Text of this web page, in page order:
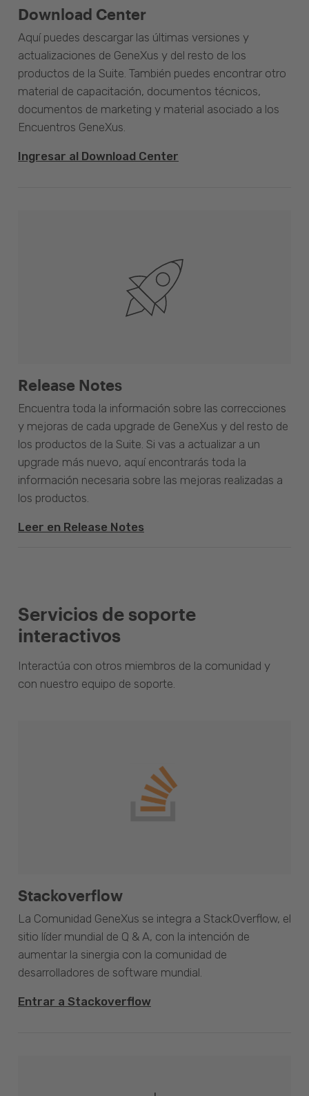
Download Center
Aquí puedes descargar las últimas versiones y
actualizaciones de GeneXus y del resto de los
productos de la Suite. También puedes encontrar otro
material de capacitación, documentos técnicos,
documentos de marketing y material asociado a los
Encuentros GeneXus.
Ingresar al Download Center
Release Notes
Encuentra toda la información sobre las correcciones
y mejoras de cada upgrade de GeneXus y del resto de
los productos de la Suite. Si vas a actualizar a un
upgrade más nuevo, aquí encontrarás toda la
información necesaria sobre las mejoras realizadas a
los productos.
Leer en Release Notes
Servicios de soporte
interactivos
Interactúa con otros miembros de la comunidad y
con nuestro equipo de soporte.
Stackoverflow
La Comunidad GeneXus se integra a StackOverflow, el
sitio líder mundial de Q & A, con la intención de
aumentar la sinergia con la comunidad de
desarrolladores de software mundial.
Entrar a Stackoverflow